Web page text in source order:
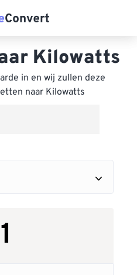
Kilowatts
in en wij zullen deze
naar Kilowatts